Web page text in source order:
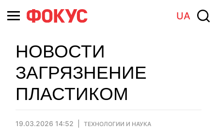
UA
НОВОСТИ
ЗАГРЯЗНЕНИЕ
ПЛАСТИКОМ
19.03.2026 14:52 ТЕХНОЛОГИИ И НАУКА